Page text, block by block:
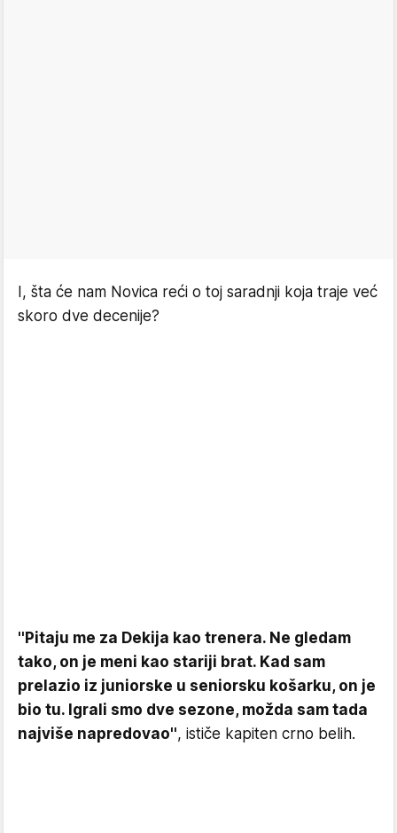
I, šta će nam Novica reći o toj saradnji koja traje već
skoro dve decenije?
''Pitaju me za Dekija kao trenera. Ne gledam
tako, on je meni kao stariji brat. Kad sam
prelazio iz juniorske u seniorsku košarku, on je
bio tu. Igrali smo dve sezone, možda sam tada
najviše napredovao'', ističe kapiten crno belih.